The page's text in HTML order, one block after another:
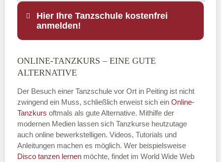
Hier Ihre Tanzschule kostenfrei
anmelden!
Name
E-Mail*
ONLINE-TANZKURS – EINE GUTE
ALTERNATIVE
Der Besuch einer Tanzschule vor Ort in Peiting ist nicht
zwingend ein Muss, schließlich erweist sich ein Online-
Tanzkurs oftmals als gute Alternative. Mithilfe der
modernen Medien lassen sich Tanzkurse heutzutage
auch online bewerkstelligen. Videos, Tutorials und
Anleitungen machen es möglich. Wer beispielsweise
Disco tanzen lernen möchte, findet im World Wide Web